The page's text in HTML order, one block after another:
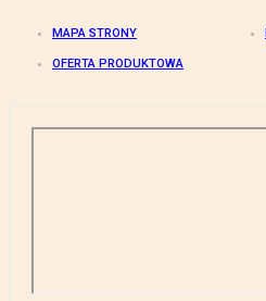
MAPA STRONY
OFERTA PRODUKTOWA